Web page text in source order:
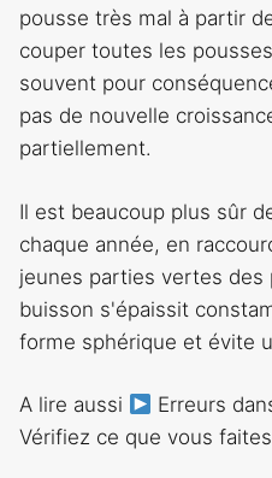
pousse très mal à partir
couper toutes les
souvent pour
pas de nouvelle
partiellement.
Il est beaucoup plus sûr
chaque année, en
jeunes parties vertes des
buisson s'épaissit
forme sphérique et évite
A lire aussi
Erreurs
Vérifiez ce que vous